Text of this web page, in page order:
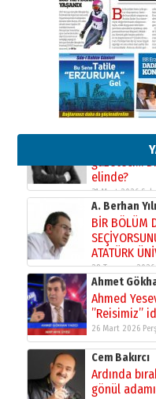
Kenan
Murat
çıtayı
çekmemeli!
17 Şubat 2026 SalıOrhan
Bir
A. Berhan
BİR BÖLÜM
ATATÜRK
28 Temmuz 2026
Ahmet
Ahmed
”Reisimiz”
26 Mart 2026
Cem Bakırcı
Ardında
gönül
13 Mayıs 2026